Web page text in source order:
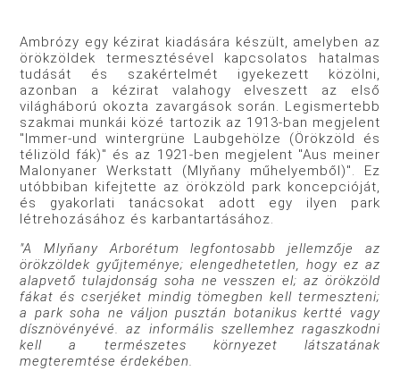
Ambrózy egy kézirat kiadására készült, amelyben az
örökzöldek termesztésével kapcsolatos hatalmas
tudását és szakértelmét igyekezett közölni,
azonban a kézirat valahogy elveszett az első
világháború okozta zavargások során. Legismertebb
szakmai munkái közé tartozik az 1913-ban megjelent
"Immer-und wintergrüne Laubgehölze (Örökzöld és
télizöld fák)" és az 1921-ben megjelent "Aus meiner
Malonyaner Werkstatt (Mlyňany műhelyemből)". Ez
utóbbiban kifejtette az örökzöld park koncepcióját,
és gyakorlati tanácsokat adott egy ilyen park
létrehozásához és karbantartásához.
"A Mlyňany Arborétum legfontosabb jellemzője az
örökzöldek gyűjteménye; elengedhetetlen, hogy ez az
alapvető tulajdonság soha ne vesszen el; az örökzöld
fákat és cserjéket mindig tömegben kell termeszteni;
a park soha ne váljon pusztán botanikus kertté vagy
dísznövényévé. az informális szellemhez ragaszkodni
kell a természetes környezet látszatának
megteremtése érdekében.